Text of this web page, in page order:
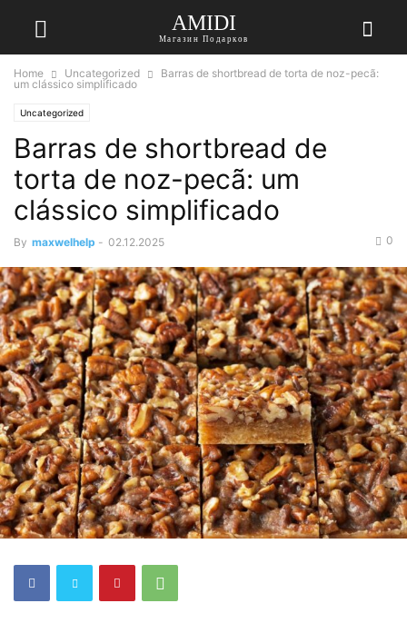
AMIDI
Магазин Подарков
Home Uncategorized
Barras de shortbread de torta de noz-pecã:
um clássico simplificado
Uncategorized
Barras de shortbread de
torta de noz-pecã: um
clássico simplificado
By maxwelhelp - 02.12.2025 0